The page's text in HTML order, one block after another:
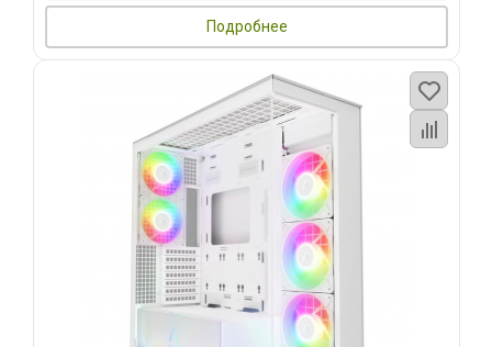
Подробнее